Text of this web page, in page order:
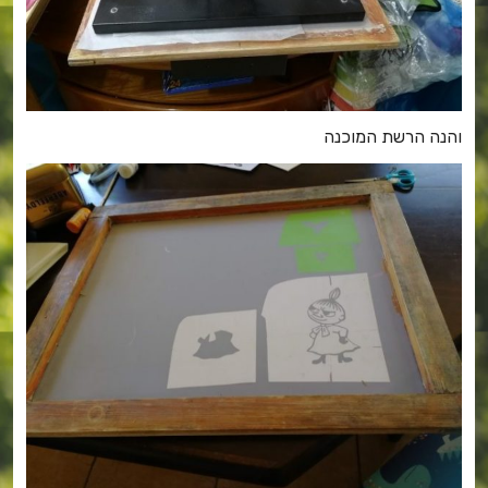
והנה הרשת המוכנה